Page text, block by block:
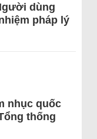
dùng
pháp lý
nhục quốc
thống